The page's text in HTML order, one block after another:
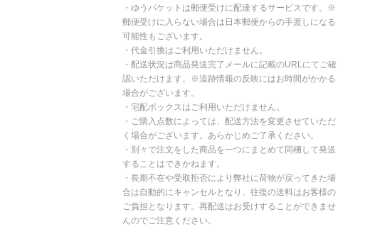
・ゆうパケットは郵便受けに配達するサービスです。※
郵便受けに入らない場合は日本郵便からの手渡しになる
可能性もございます。
・代金引換はご利用いただけません。
・配送状況は商品発送完了メールに記載のURLにてご確
認いただけます。※追跡情報の反映にはお時間がかかる
場合がございます。
・宅配ボックスはご利用いただけません。
・ご購入点数によっては、配送方法を変更させていただ
く場合がございます。あらかじめご了承ください。
・別々で注文をした商品を一つにまとめて同梱して発送
することはできかねます。
・長期不在や受取拒否により弊社に荷物が戻ってきた場
合は自動的にキャンセルとなり、往復の送料はお客様の
ご負担となります。再配送はお受けすることができませ
んのでご注意ください。